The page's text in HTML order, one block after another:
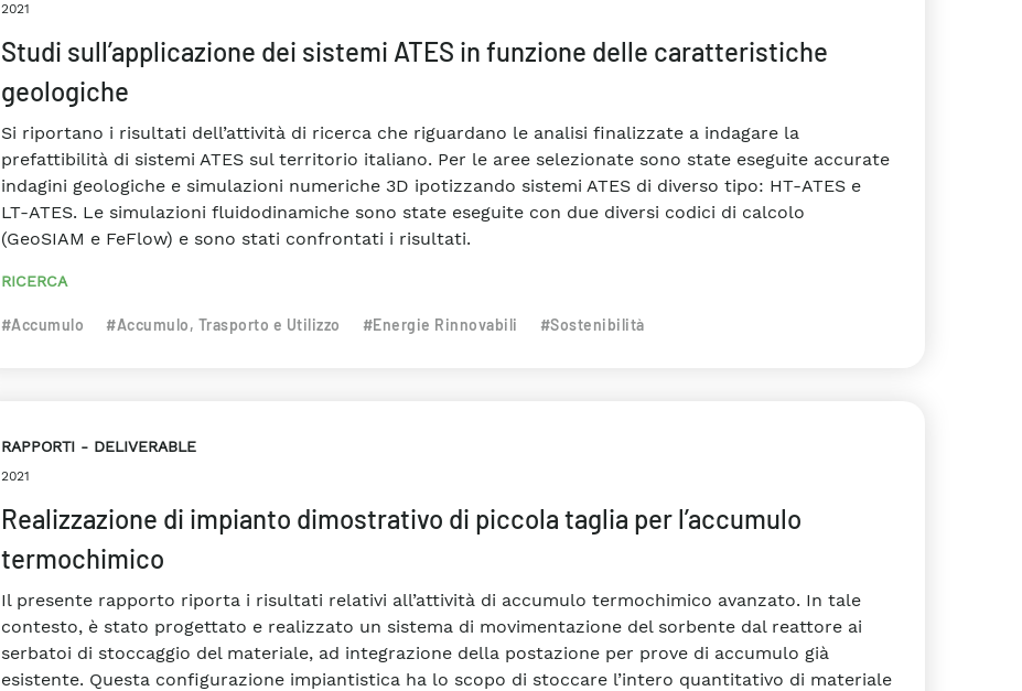
2021
Studi sull’applicazione dei sistemi ATES in funzione delle caratteristiche
geologiche
Si riportano i risultati dell’attività di ricerca che riguardano le analisi finalizzate a indagare la
prefattibilità di sistemi ATES sul territorio italiano. Per le aree selezionate sono state eseguite accurate
indagini geologiche e simulazioni numeriche 3D ipotizzando sistemi ATES di diverso tipo: HT-ATES e
LT-ATES. Le simulazioni fluidodinamiche sono state eseguite con due diversi codici di calcolo
(GeoSIAM e FeFlow) e sono stati confrontati i risultati.
RICERCA
#Accumulo #Accumulo, Trasporto e Utilizzo #Energie Rinnovabili #Sostenibilità
RAPPORTI DELIVERABLE
2021
Realizzazione di impianto dimostrativo di piccola taglia per l’accumulo
termochimico
Il presente rapporto riporta i risultati relativi all’attività di accumulo termochimico avanzato. In tale
contesto, è stato progettato e realizzato un sistema di movimentazione del sorbente dal reattore ai
serbatoi di stoccaggio del materiale, ad integrazione della postazione per prove di accumulo già
esistente. Questa configurazione impiantistica ha lo scopo di stoccare l’intero quantitativo di materiale